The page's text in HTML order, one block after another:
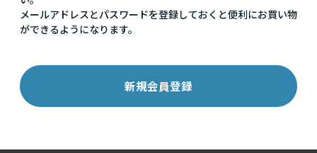
メールアドレスとパスワードを登録しておくと便利にお買い物
ができるようになります。